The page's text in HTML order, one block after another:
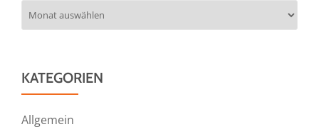
KATEGORIEN
Allgemein